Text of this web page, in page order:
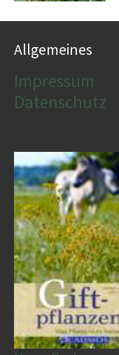
Allgemeines
Impressum
Datenschutz